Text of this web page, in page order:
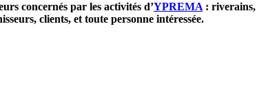
concernés par les activités d’YPREMA : riverains,
clients, et toute personne intéressée.